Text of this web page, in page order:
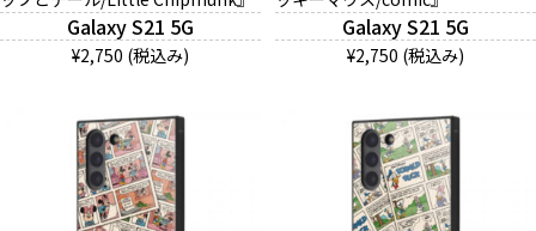
Galaxy S21 5G
¥2,750 (税込み)
Galaxy S21 5G
¥2,750 (税込み)